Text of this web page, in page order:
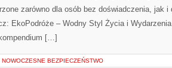
zarówno dla osób bez doświadczenia, jak i
EkoPodróże – Wodny Styl Życia i
[…]
NOWOCZESNE BEZPIECZEŃSTWO